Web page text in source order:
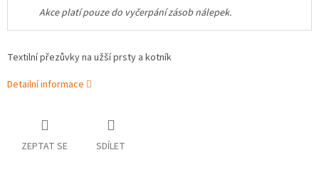
Akce platí pouze do vyčerpání zásob nálepek.
Textilní přezůvky na užší prsty a kotník
Detailní informace
ZEPTAT SE SDÍLET